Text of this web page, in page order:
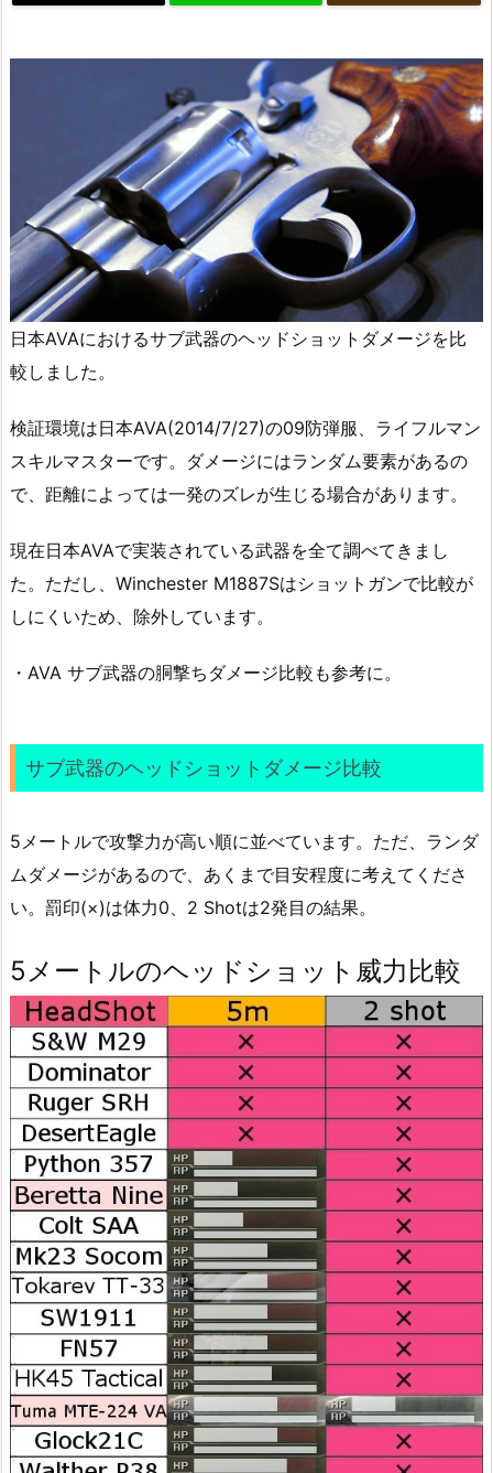
日本AVAにおけるサブ武器のヘッドショットダメージを比
較しました。
検証環境は日本AVA(2014/7/27)の09防弾服、ライフルマン
スキルマスターです。ダメージにはランダム要素があるの
で、距離によっては一発のズレが生じる場合があります。
現在日本AVAで実装されている武器を全て調べてきまし
た。ただし、Winchester M1887Sはショットガンで比較が
しにくいため、除外しています。
・AVA サブ武器の胴撃ちダメージ比較も参考に。
サブ武器のヘッドショットダメージ比較
5メートルで攻撃力が高い順に並べています。ただ、ランダ
ムダメージがあるので、あくまで目安程度に考えてくださ
い。罰印(×)は体力0、2 Shotは2発目の結果。
5メートルのヘッドショット威力比較